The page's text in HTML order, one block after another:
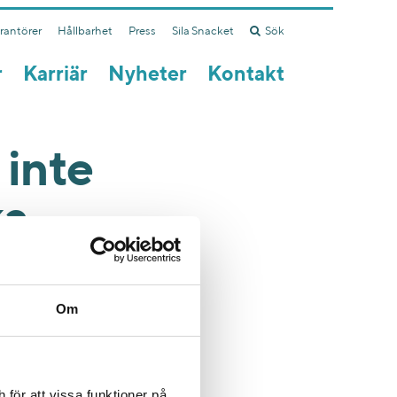
Om
Hållbarhet Press Sila Snacket Sök
Karriär Nyheter Kontakt
inte
kontor
faktiskt.
massa